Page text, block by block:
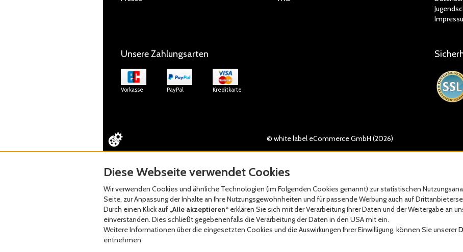
Unsere Zahlungsarten
Vorkasse PayPal Kreditkarte
© white label eCommerce GmbH (2026)
Diese Webseite verwendet Cookies
Wir verwenden Cookies und ähnliche Technologien (im Folgenden Cookies genannt) zur statistischen
Seite, zur Anpassung der Inhalte an Ihre Nutzungsgewohnheiten und für passende Werbung auch auf
Durch einen Klick auf „Alle akzeptieren“ erklären Sie sich mit der Verarbeitung Ihrer Daten und der Weitergabe an
einverstanden. Dies schließt gegebenenfalls die Verarbeitung der Daten in den USA mit ein.
Weitere Informationen über die eingesetzten Cookies und die Auswirkungen Ihrer Einwilligung, können Sie unserer
entnehmen.